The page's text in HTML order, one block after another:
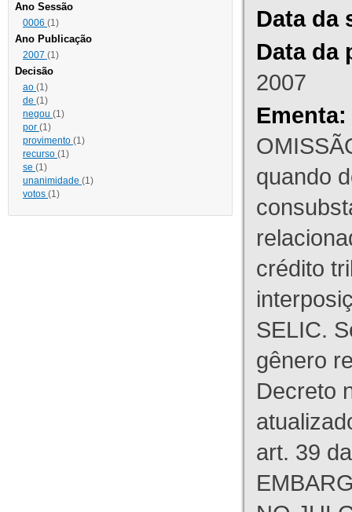
Ano Sessão
0006 (1)
Ano Publicação
2007 (1)
Decisão
ao (1)
de (1)
negou (1)
por (1)
provimento (1)
recurso (1)
se (1)
unanimidade (1)
votos (1)
Data da
Data da
2007
Ementa:
quando
crédito
SELIC.
gênero
Decreto
art. 39